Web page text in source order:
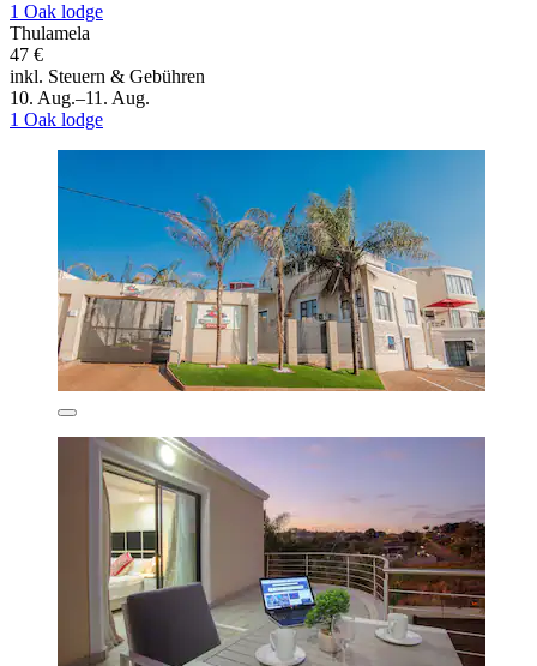
1 Oak lodge
Thulamela
47 €
inkl. Steuern & Gebühren
10. Aug.–11. Aug.
1 Oak lodge